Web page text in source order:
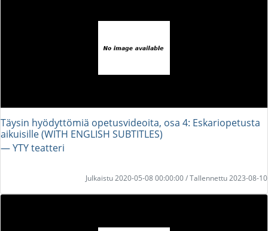
Täysin hyödyttömiä opetusvideoita, osa 4: Eskariopetusta
aikuisille (WITH ENGLISH SUBTITLES)
― YTY teatteri
Julkaistu 2020-05-08 00:00:00 / Tallennettu 2023-08-10